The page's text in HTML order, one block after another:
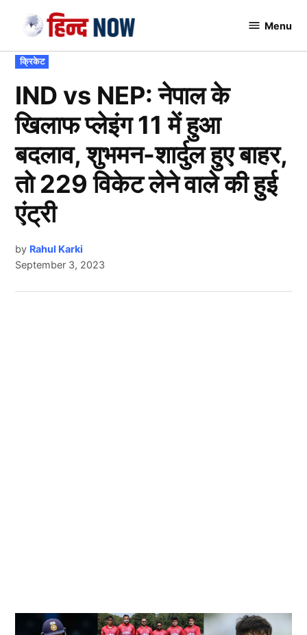
content
Menu
POSTED
IN
क्रिकेट
IND vs NEP: नेपाल के
खिलाफ प्लेइंग 11 में हुआ
बदलाव, शुभमन-शार्दुल हुए बाहर,
तो 229 विकेट लेने वाले की हुई
एंट्री
by Rahul Karki
September 3, 2023